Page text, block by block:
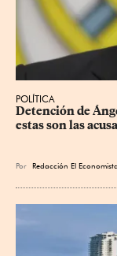
POLÍTICA
Detención de
estas son las
Por Redacción El Economista